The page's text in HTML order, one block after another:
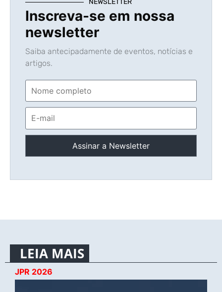
NEWSLETTER
Inscreva-se em nossa
newsletter
Saiba antecipadamente de eventos, notícias e
artigos.
LEIA MAIS
JPR 2026